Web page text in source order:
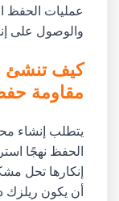
عمليات الحفظ
والوصول على
كيف تنشئ
مقاومة
يتطلب إنشاء
الحفظ نهجًا
إنكارها تحل
أن يكون ريلزك